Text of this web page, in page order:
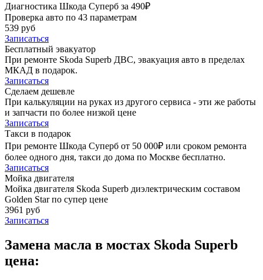
Диагностика Шкода Суперб за 490₽
Проверка авто по 43 параметрам
539 руб
Записаться
Бесплатный эвакуатор
При ремонте Skoda Superb ДВС, эвакуация авто в пределах
МКАД в подарок.
Записаться
Сделаем дешевле
При калькуляции на руках из другого сервиса - эти же работы
и запчасти по более низкой цене
Записаться
Такси в подарок
При ремонте Шкода Суперб от 50 000₽ или сроком ремонта
более одного дня, такси до дома по Москве бесплатно.
Записаться
Мойка двигателя
Мойка двигателя Skoda Superb диэлектрическим составом
Golden Star по супер цене
3961 руб
Записаться
Замена масла в мостах Skoda Superb
цена: